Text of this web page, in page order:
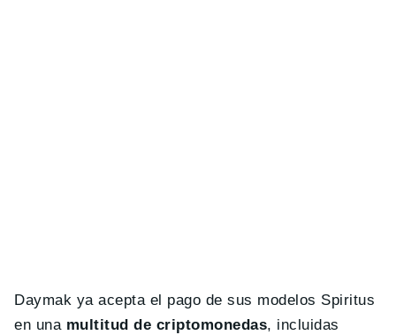
Daymak ya acepta el pago de sus modelos Spiritus
en una multitud de criptomonedas, incluidas